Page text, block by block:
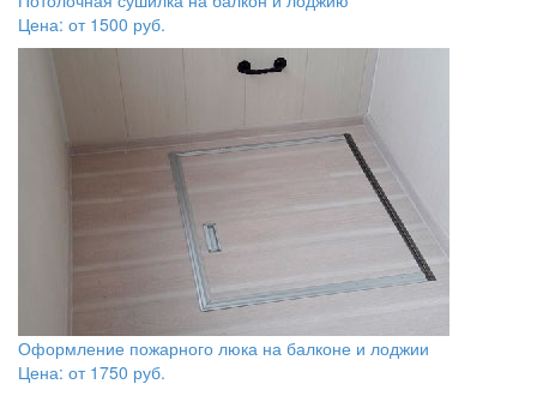
Цена: от 1500 руб.
Оформление пожарного люка на балконе и лоджии
Цена: от 1750 руб.